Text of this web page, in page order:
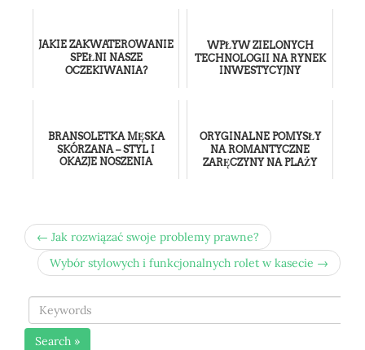
JAKIE ZAKWATEROWANIE
SPEŁNI NASZE
OCZEKIWANIA?
WPŁYW ZIELONYCH
TECHNOLOGII NA RYNEK
INWESTYCYJNY
BRANSOLETKA MĘSKA
SKÓRZANA – STYL I
OKAZJE NOSZENIA
ORYGINALNE POMYSŁY
NA ROMANTYCZNE
ZARĘCZYNY NA PLAŻY
← Jak rozwiązać swoje problemy prawne?
Wybór stylowych i funkcjonalnych rolet w kasecie →
Search »